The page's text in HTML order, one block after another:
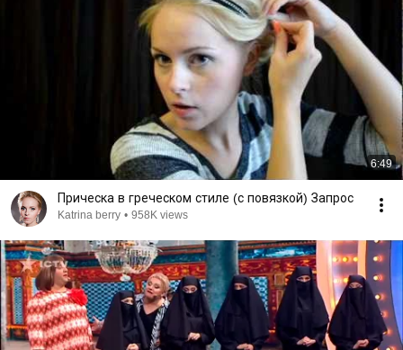
6:49
Прическа в греческом стиле (с повязкой) Запрос
Katrina berry • 958K views